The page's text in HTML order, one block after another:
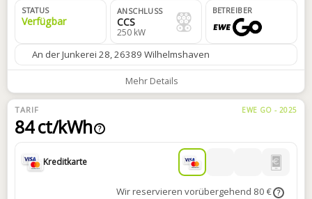
STATUS
Verfügbar
ANSCHLUSS
CCS
250 kW
BETREIBER
An der Junkerei 28, 26389 Wilhelmshaven
Mehr Details
TARIF EWE GO - 2025
84 ct/kWh ?
Kreditkarte
Wir reservieren vorübergehend 80 € ?